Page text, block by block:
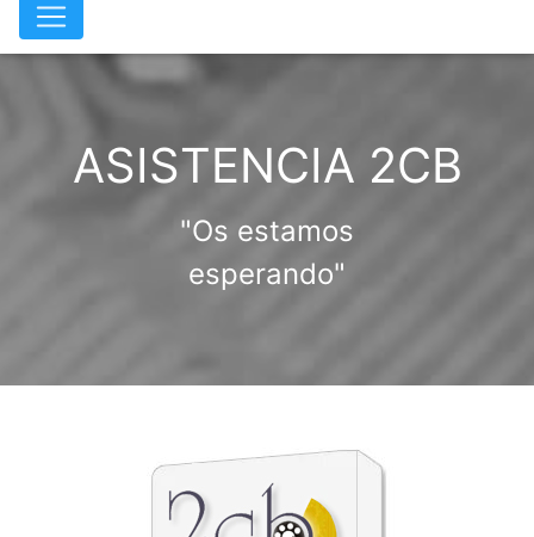
ASISTENCIA 2CB
"Os estamos
esperando"